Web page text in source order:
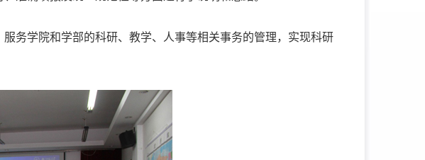
务学院和学部的科研、教学、人事等相关事务的管理，实现科研